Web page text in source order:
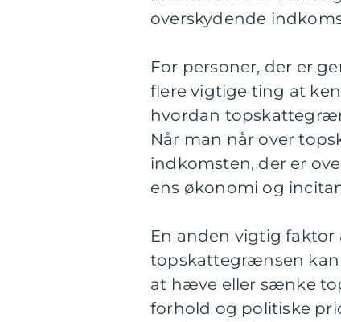
overskydende
For personer, der er
flere vigtige ting at
hvordan
Når man når over
indkomsten, der er
ens økonomi og
En anden vigtig
topskattegrænsen kan
at hæve eller sænke
forhold og politiske